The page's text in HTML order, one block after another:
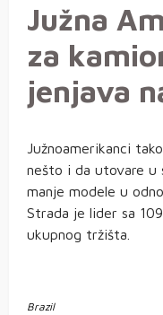
Južna
za
jenjava
Južnoamerikanci
nešto i da utovare u
manje modele u
Strada je lider sa
ukupnog tržišta.
Brazil